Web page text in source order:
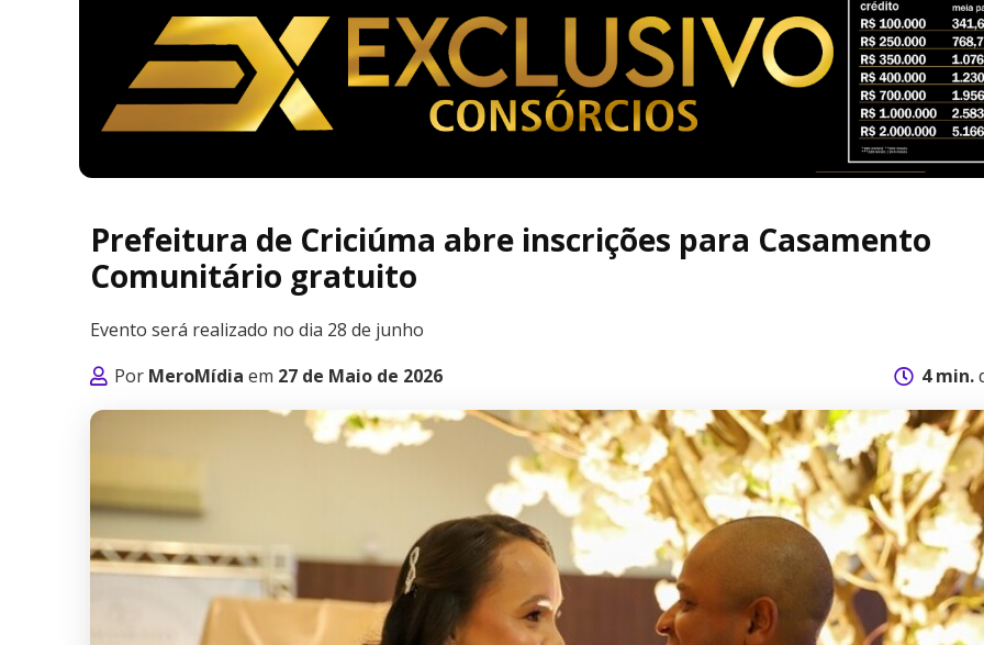
Prefeitura de Criciúma abre inscrições para Casamento
Comunitário gratuito
Evento será realizado no dia 28 de junho
Por MeroMídia em 27 de Maio de 2026 4 min.